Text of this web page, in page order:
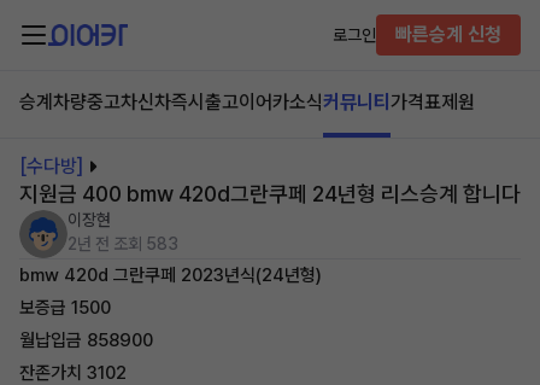
로그인 빠른승계 신청
승계차량중고차신차즉시출고이어카소식커뮤니티 가격표제원
[수다방]
지원금 400 bmw 420d그란쿠페 24년형 리스승계 합니다
이장현
2년 전 조회 583
bmw 420d 그란쿠페 2023년식(24년형)
보증급 1500
월납입금 858900
잔존가치 3102